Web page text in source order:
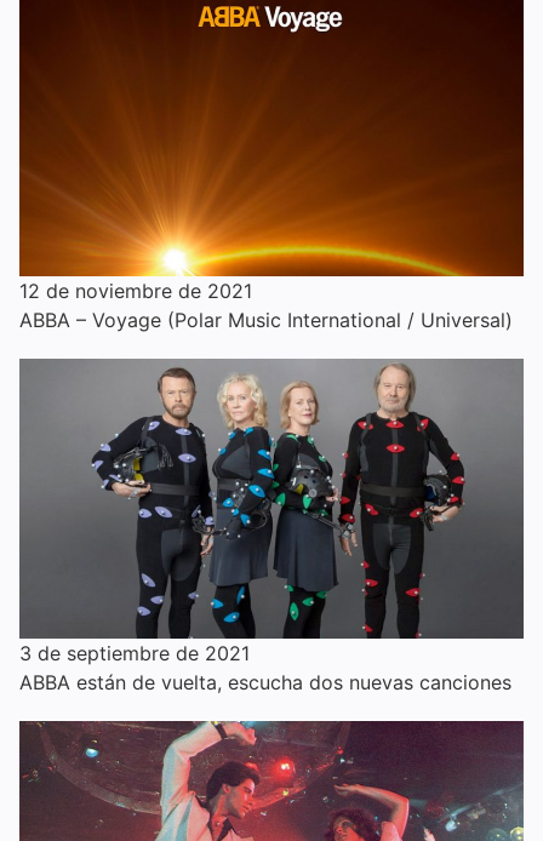
12 de noviembre de 2021
ABBA – Voyage (Polar Music International / Universal)
3 de septiembre de 2021
ABBA están de vuelta, escucha dos nuevas canciones